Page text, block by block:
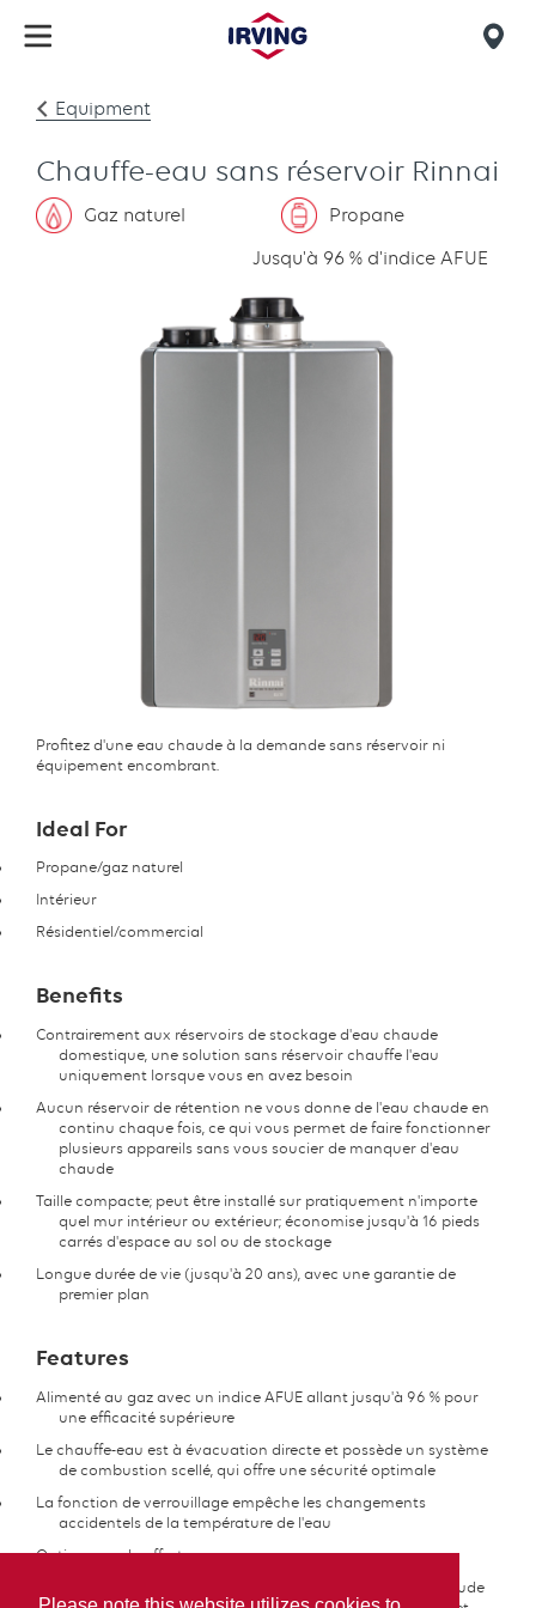
content
Equipment
Chauffe-eau sans réservoir Rinnai
Gaz naturel
Propane
Jusqu'à 96 % d'indice AFUE
Profitez d'une eau chaude à la demande sans réservoir ni
équipement encombrant.
Ideal For
Propane/gaz naturel
Intérieur
Résidentiel/commercial
Benefits
Contrairement aux réservoirs de stockage d'eau chaude
domestique, une solution sans réservoir chauffe l'eau
uniquement lorsque vous en avez besoin
Aucun réservoir de rétention ne vous donne de l'eau chaude en
continu chaque fois, ce qui vous permet de faire fonctionner
plusieurs appareils sans vous soucier de manquer d'eau
chaude
Taille compacte; peut être installé sur pratiquement n'importe
quel mur intérieur ou extérieur; économise jusqu'à 16 pieds
carrés d'espace au sol ou de stockage
Longue durée de vie (jusqu'à 20 ans), avec une garantie de
premier plan
Features
Alimenté au gaz avec un indice AFUE allant jusqu'à 96 % pour
une efficacité supérieure
Le chauffe-eau est à évacuation directe et possède un système
de combustion scellé, qui offre une sécurité optimale
La fonction de verrouillage empêche les changements
accidentels de la température de l'eau
Option murale offerte
Utilisation résidentielle et commerciale; fournit de l'eau chaude